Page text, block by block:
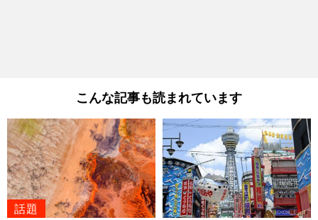
こんな記事も読まれています
話題